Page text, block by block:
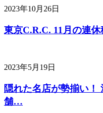
2023年10月26日
東京C.R.C. 11月の連
2023年5月19日
隠れた名店が勢揃い！
舗…